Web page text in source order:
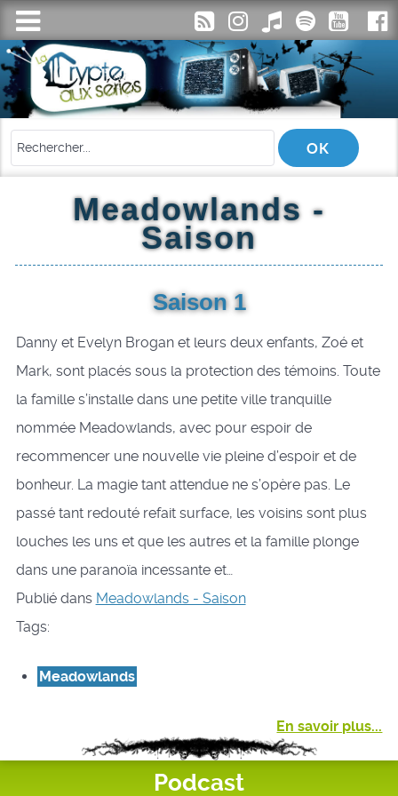
Meadowlands -
Saison
Saison 1
Danny et Evelyn Brogan et leurs deux enfants, Zoé et
Mark, sont placés sous la protection des témoins. Toute
la famille s’installe dans une petite ville tranquille
nommée Meadowlands, avec pour espoir de
recommencer une nouvelle vie pleine d’espoir et de
bonheur. La magie tant attendue ne s’opère pas. Le
passé tant redouté refait surface, les voisins sont plus
louches les uns et que les autres et la famille plonge
dans une paranoïa incessante et…
Publié dans Meadowlands - Saison
Tags:
Meadowlands
En savoir plus...
Podcast